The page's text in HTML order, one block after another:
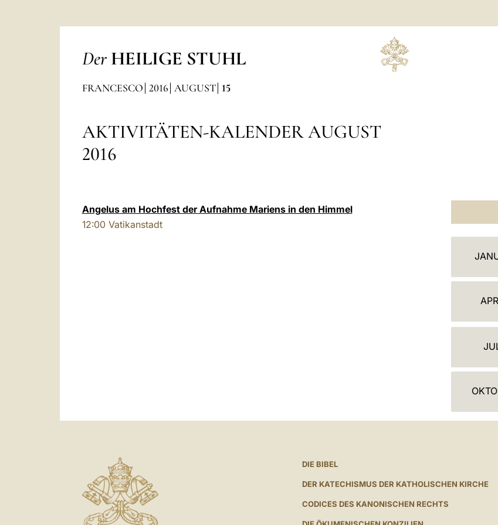
Der HEILIGE STUHL
FRANCESCO 2016 AUGUST 15
AKTIVITÄTEN-KALENDER AUGUST
2016
Angelus am Hochfest der Aufnahme Mariens in den Himmel
12:00 Vatikanstadt
N
E
DIE BIBEL
DER KATECHISMUS DER KATHOLISCHEN KIRCHE
CODICES DES KANONISCHEN RECHTS